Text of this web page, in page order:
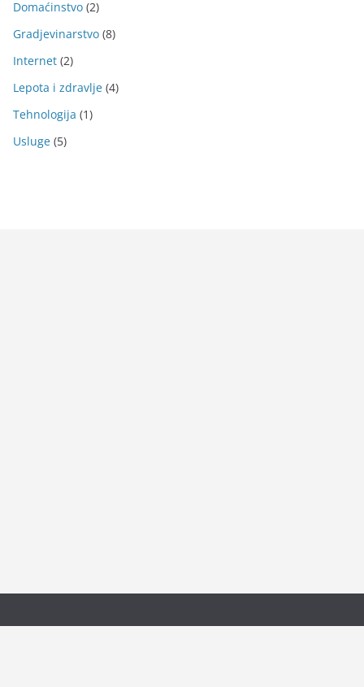
Domaćinstvo (2)
Gradjevinarstvo (8)
Internet (2)
Lepota i zdravlje (4)
Tehnologija (1)
Usluge (5)